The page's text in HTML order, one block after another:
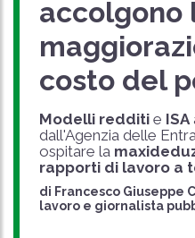
accolgono
costo del
Modelli redditie ISA
dall'Agenzia delle
ospitare la
rapporti di lavoro a
di Francesco Giuseppe
lavoro e giornalista